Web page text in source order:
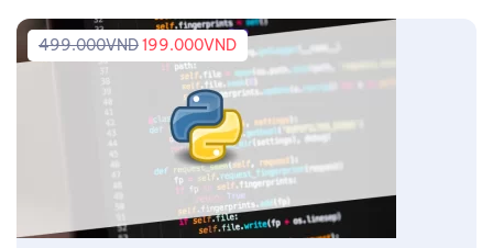
499.000VND199.000VND